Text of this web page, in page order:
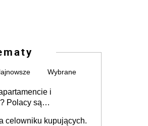
Wybrane
i
Polacy są
celowniku kupujących.